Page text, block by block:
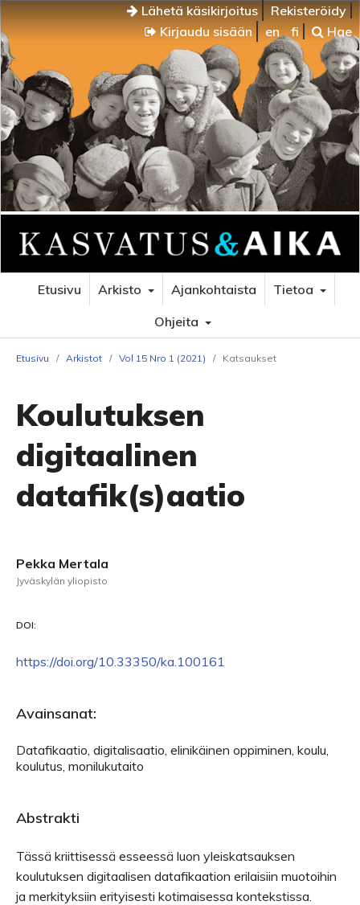
Lähetä käsikirjoitus
Rekisteröidy
Kirjaudu sisään
en fi Hae
Etusivu Arkisto Ajankohtaista
Tietoa
Ohjeita
Etusivu / Arkistot / Vol 15 Nro 1 (2021) / Katsaukset
Koulutuksen
digitaalinen
datafik(s)aatio
Pekka Mertala
Jyväskylän yliopisto
DOI:
https://doi.org/10.33350/ka.100161
Avainsanat:
Datafikaatio, digitalisaatio, elinikäinen oppiminen, koulu,
koulutus, monilukutaito
Abstrakti
Tässä kriittisessä esseessä luon yleiskatsauksen
koulutuksen digitaalisen datafikaation erilaisiin muotoihin
ja merkityksiin erityisesti kotimaisessa kontekstissa.